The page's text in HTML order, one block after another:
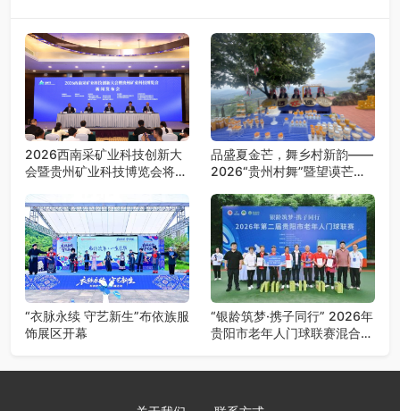
2026西南采矿业科技创新大
会暨贵州矿业科技博览会将在
品盛夏金芒，舞乡村新韵——
2026“贵州村舞”暨望谟芒果
“衣脉永续 守艺新生”布依族服
饰展区开幕
“银龄筑梦·携子同行” 2026年
贵阳市老年人门球联赛混合团